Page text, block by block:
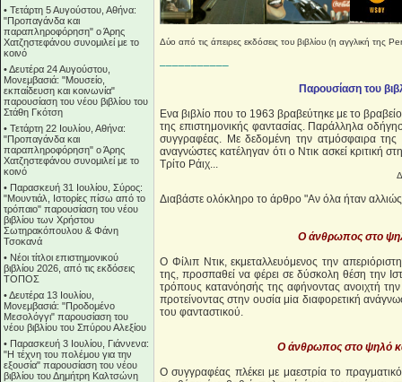
• Τετάρτη 5 Αυγούστου, Αθήνα:
"Προπαγάνδα και
παραπληροφόρηση" ο Άρης
Χατζηστεφάνου συνομιλεί με το
κοινό
•Δευτέρα 24 Αυγούστου,
Μονεμβασιά: "Μουσείο,
εκπαίδευση και κοινωνία"
παρουσίαση του νέου βιβλίου του
Στάθη Γκότση
• Τετάρτη 22 Ιουλίου, Αθήνα:
"Προπαγάνδα και
παραπληροφόρηση" ο Άρης
Χατζηστεφάνου συνομιλεί με το
κοινό
• Παρασκευή 31 Ιουλίου, Σύρος:
"Μουντιάλ, Ιστορίες πίσω από το
τρόπαιο" παρουσίαση του νέου
βιβλίου των Χρήστου
Σωτηρακόπουλου & Φάνη
Τσοκανά
• Νέοι τίτλοι επιστημονικού
βιβλίου 2026, από τις εκδόσεις
ΤΟΠΟΣ
•Δευτέρα 13 Ιουλίου,
Μονεμβασιά: "Προδομένο
Μεσολόγγι" παρουσίαση του
νέου βιβλίου του Σπύρου Αλεξίου
• Παρασκευή 3 Ιουλίου, Γιάννενα:
"Η τέχνη του πολέμου για την
εξουσία" παρουσίαση του νέου
βιβλίου του Δημήτρη Καλτσώνη
Δύο από τις άπειρες εκδόσεις του βιβλίου (η αγγλική της
–––––––––––
Παρουσίαση του
Ενα βιβλίο που το 1963 βραβεύτηκε με το
της επιστημονικής φαντασίας. Παράλληλα
συγγραφέας. Με δεδομένη την ατμόσφαιρα
αναγνώστες κατέληγαν ότι ο Ντικ ασκεί κριτική
Τρίτο Ράιχ...
Διαβάστε ολόκληρο το άρθρο "Αν όλα ήταν
Ο άνθρωπος στο
Ο Φίλιπ Ντικ, εκμεταλλευόμενος την
της, προσπαθεί να φέρει σε δύσκολη θέση την
τρόπους κατανόησής της αφήνοντας ανοιχτή
προτείνοντας στην ουσία μiα διαφορετική
του φανταστικού.
Ο άνθρωπος στο ψηλό
Ο συγγραφέας πλέκει με μαεστρία το